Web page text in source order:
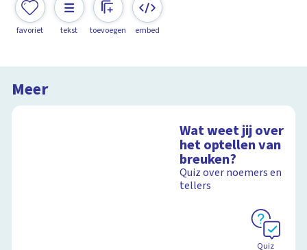
favoriet tekst toevoegen embed
Meer
Wat weet jij over
het optellen van
breuken?
Quiz over noemers en
tellers
Quiz